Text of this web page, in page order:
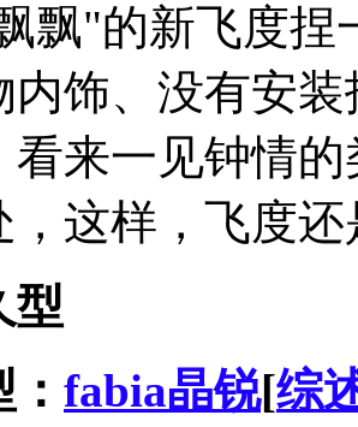
飘"的新飞度
内饰、没有安
看来一见钟情
，这样，飞度
型
fabia晶锐[综